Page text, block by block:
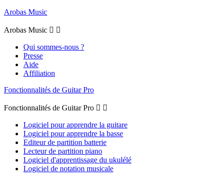
Arobas Music
Arobas Music  
Qui sommes-nous ?
Presse
Aide
Affiliation
Fonctionnalités de Guitar Pro
Fonctionnalités de Guitar Pro  
Logiciel pour apprendre la guitare
Logiciel pour apprendre la basse
Editeur de partition batterie
Lecteur de partition piano
Logiciel d'apprentissage du ukulélé
Logiciel de notation musicale